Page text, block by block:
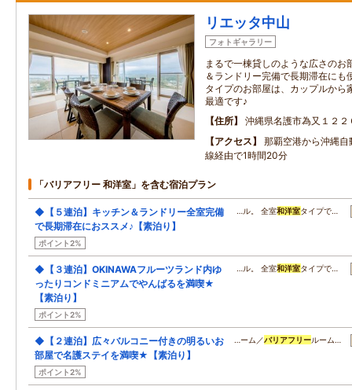
リエッタ中山
フォトギャラリー
まるで一棟貸しのような広さの
＆ランドリー完備で長期滞在にも
タイプのお部屋は、カップルから
最適です♪
住所
沖縄県名護市為又１２
アクセス
那覇空港から沖縄
線経由で1時間20分
「バリアフリー 和洋室」を含む宿泊プラン
◆【５連泊】キッチン＆ランドリー全室完備
で長期滞在におススメ♪【素泊り】
ポイント2%
…ル。 全室和洋室タイプで…
◆【３連泊】OKINAWAフルーツランド内ゆ
ったりコンドミニアムでやんばるを満喫★
【素泊り】
ポイント2%
…ル。 全室和洋室タイプで…
◆【２連泊】広々バルコニー付きの明るいお
部屋で名護ステイを満喫★【素泊り】
ポイント2%
…ーム／バリアフリールーム…